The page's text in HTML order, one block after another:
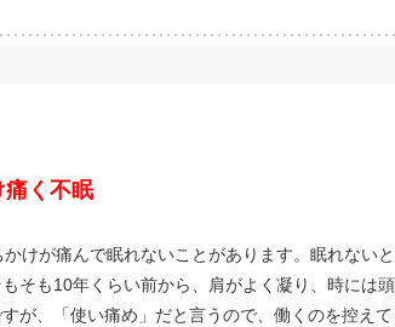
痛く不眠
けが痛んで眠れないことがあります。眠れない
そも10年くらい前から、肩がよく凝り、時には
が、「使い痛め」だと言うので、働くのを控え